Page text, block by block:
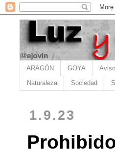
ARAGÓN GOYA Aviso
Naturaleza Sociedad
1.9.23